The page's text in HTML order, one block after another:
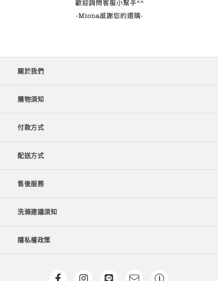
關於我們
購物須知
付款方式
配送方式
售後服務
洗滌建議須知
隱私權政策